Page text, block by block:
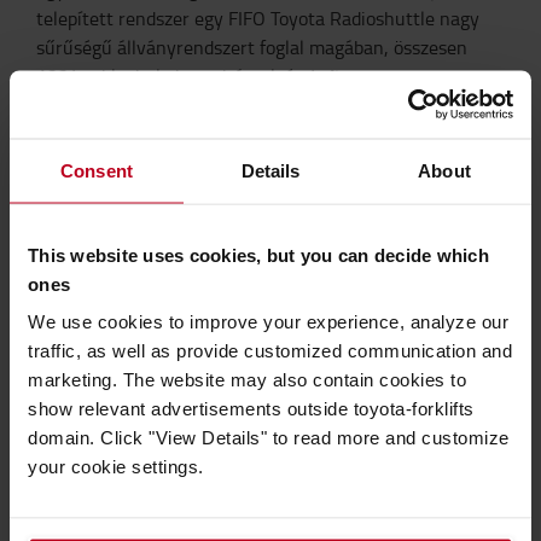
Consent Details About
This website uses cookies, but you can decide which
ones
We use cookies to improve your experience, analyze our
traffic, as well as provide customized communication and
marketing. The website may also contain cookies to
show relevant advertisements outside toyota-forklifts
domain. Click "View Details" to read more and customize
your cookie settings.
telepített rendszer egy FIFO Toyota Radioshuttle nagy
sűrűségű állványrendszert foglal magában, összesen
1224 raklaphely kapacitással, és 45%-os
tárolókapacitás-növekedést eredményez. Az AGV-k
betárolását és kitárolását, míg a T-ONE szoftverplatform
integrálva hangolja össze az összes műveletet.
Ahogy Dimitra Stergiou, a Toyota Material Handling
Greece automatizálási értékesítési mérnöke
elmagyarázza, a teljes rendszert a küldeményazonosítók
kezelésére építették annak érdekében, hogy minden
egyes raklap teljes mértékben ellenőrzött és nyomon
követhető útvonalon haladjon a gyártástól a rakodásig,
biztosítva a valós idejű átláthatóságot és pontosságot a